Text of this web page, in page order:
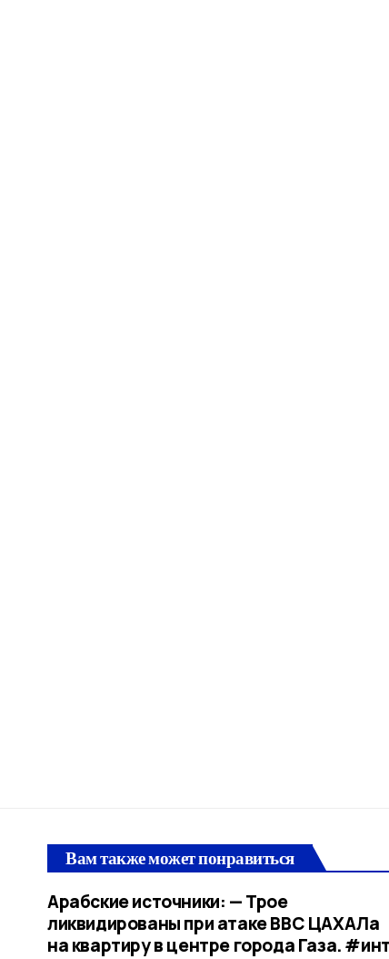
Вам также может понравиться
Арабские источники: — Трое
ликвидированы при атаке ВВС ЦАХАЛа
на квартиру в центре города Газа. #инт